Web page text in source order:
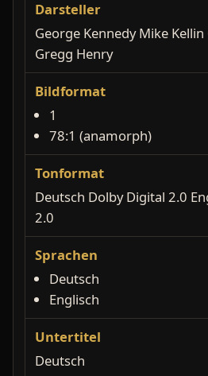
Darsteller
George Kennedy Mike
Gregg Henry
Bildformat
1
78:1 (anamorph)
Tonformat
Deutsch Dolby Digital 2.0
2.0
Sprachen
Deutsch
Englisch
Untertitel
Deutsch